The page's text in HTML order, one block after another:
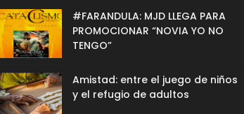
#FARANDULA: MJD LLEGA PARA
PROMOCIONAR “NOVIA YO NO
TENGO”
Amistad: entre el juego de niños
y el refugio de adultos